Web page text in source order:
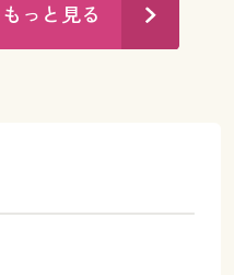
っと見る